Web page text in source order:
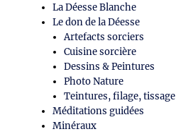
La Déesse Blanche
Le don de la Déesse
Artefacts sorciers
Cuisine sorcière
Dessins & Peintures
Photo Nature
Teintures, filage, tissage
Méditations guidées
Minéraux